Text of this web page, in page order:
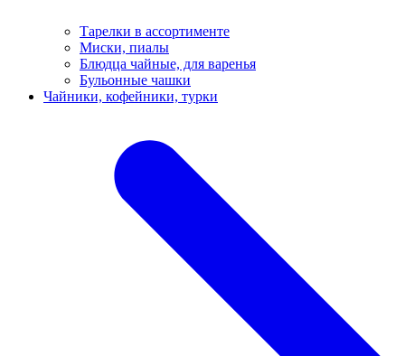
Тарелки в ассортименте
Миски, пиалы
Блюдца чайные, для варенья
Бульонные чашки
Чайники, кофейники, турки